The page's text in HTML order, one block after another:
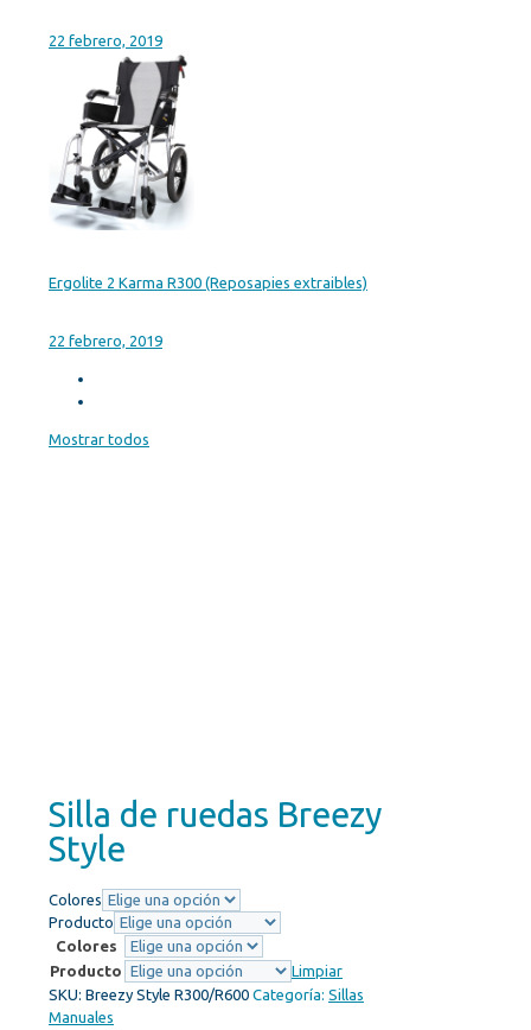
22 febrero, 2019
Ergolite 2 Karma R300 (Reposapies extraibles)
22 febrero, 2019
Mostrar todos
Silla de ruedas Breezy
Style
Colores
Producto
Colores
Producto
Limpiar
SKU: Breezy Style R300/R600 Categoría: Sillas
Manuales